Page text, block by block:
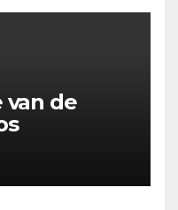
van de
un 21%
pasado